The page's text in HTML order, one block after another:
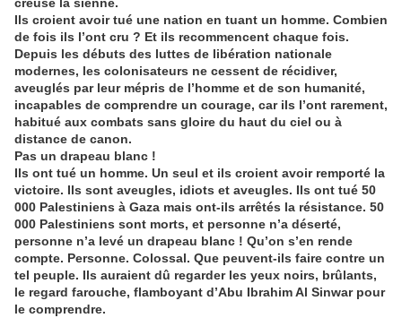
Ils croient avoir tué une nation en tuant un homme. Combien
de fois ils l’ont cru ? Et ils recommencent chaque fois.
Depuis les débuts des luttes de libération nationale
modernes, les colonisateurs ne cessent de récidiver,
aveuglés par leur mépris de l’homme et de son humanité,
incapables de comprendre un courage, car ils l’ont rarement,
habitué aux combats sans gloire du haut du ciel ou à
distance de canon.
Pas un drapeau blanc !
Ils ont tué un homme. Un seul et ils croient avoir remporté la
victoire. Ils sont aveugles, idiots et aveugles. Ils ont tué 50
000 Palestiniens à Gaza mais ont-ils arrêtés la résistance. 50
000 Palestiniens sont morts, et personne n’a déserté,
personne n’a levé un drapeau blanc ! Qu’on s’en rende
compte. Personne. Colossal. Que peuvent-ils faire contre un
tel peuple. Ils auraient dû regarder les yeux noirs, brûlants,
le regard farouche, flamboyant d’Abu Ibrahim Al Sinwar pour
le comprendre.